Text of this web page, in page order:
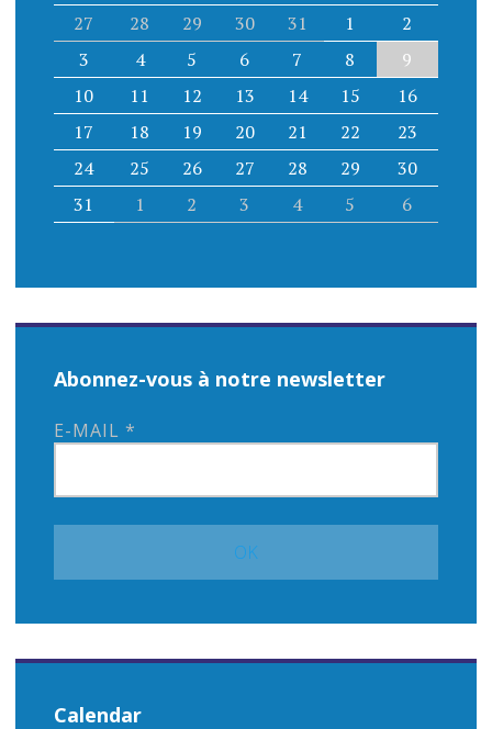
27
28 29 30 31 1
2
3
4 5 6 7 8
9
10
11 12 13 14 15
16
17
18 19 20 21 22
23
24
25 26 27 28 29
30
31
1 2 3 4 5 6
Abonnez-vous à notre newsletter
E-MAIL *
Calendar